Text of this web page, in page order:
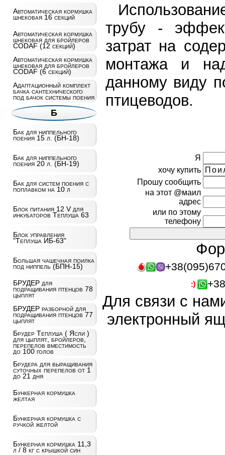
Автоматическая кормушка
шнековая 16 секций
Автоматическая кормушка
шнековая для бройлеров
CODAF (12 секций)
Автоматическая кормушка
шнековая для бройлеров
CODAF (6 секций)
Адаптационный комплект
бачка сантехнического
под бачок системы поения
Б
Бак для ниппельного
поения 15 л. (БН-18)
Бак для ниппельного
поения 20 л. (БН-19)
Бак для систем поения с
поплавком на 10 л
Блок питания 12 V для
инкубаторов Теплуша 63
Блок управления
"Теплуша ИБ-63"
Большая чашечная поилка
под ниппель (БПН-15)
БРУДЕР для
подращивания птенцов 78
цыплят
БРУДЕР разборной для
подращивания птенцов 77
цыплят
Брудер Теплуша ( Ясли )
для цыплят, бройлеров,
перепелов вместимость
до 100 голов
Брудера для выращивания
суточных перепелов от 1
до 21 дня
Бункерная кормушка
желтая
Бункерная кормушка с
ручкой желтой
Бункерная кормушка 11,3
л / 8 кг с крышкой син
трубу -
затрат на
монтажа и
данному виду
птицеводов.
Я
хочу купить
Прошу сообщить
на этот @маил
адрес
или по этому
телефону
Для связи с
электронный